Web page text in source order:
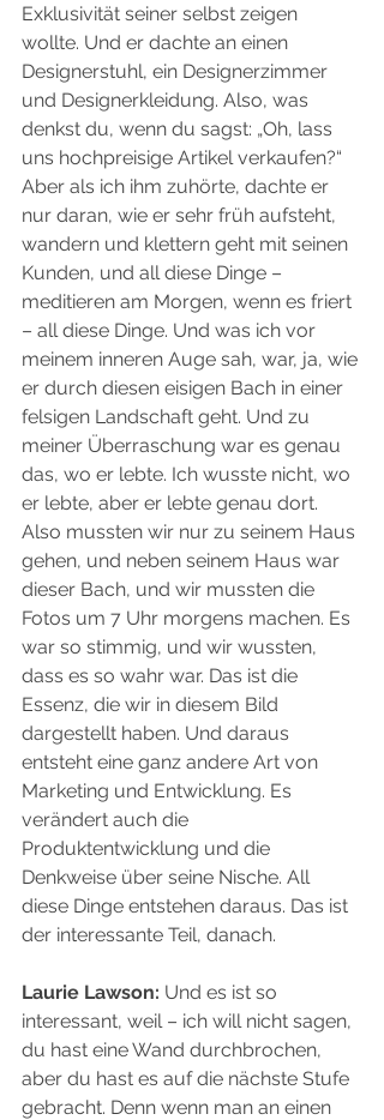
Exklusivität seiner selbst zeigen
wollte. Und er dachte an einen
Designerstuhl, ein Designerzimmer
und Designerkleidung. Also, was
denkst du, wenn du sagst: „Oh, lass
uns hochpreisige Artikel verkaufen?“
Aber als ich ihm zuhörte, dachte er
nur daran, wie er sehr früh aufsteht,
wandern und klettern geht mit seinen
Kunden, und all diese Dinge –
meditieren am Morgen, wenn es friert
– all diese Dinge. Und was ich vor
meinem inneren Auge sah, war, ja, wie
er durch diesen eisigen Bach in einer
felsigen Landschaft geht. Und zu
meiner Überraschung war es genau
das, wo er lebte. Ich wusste nicht, wo
er lebte, aber er lebte genau dort.
Also mussten wir nur zu seinem Haus
gehen, und neben seinem Haus war
dieser Bach, und wir mussten die
Fotos um 7 Uhr morgens machen. Es
war so stimmig, und wir wussten,
dass es so wahr war. Das ist die
Essenz, die wir in diesem Bild
dargestellt haben. Und daraus
entsteht eine ganz andere Art von
Marketing und Entwicklung. Es
verändert auch die
Produktentwicklung und die
Denkweise über seine Nische. All
diese Dinge entstehen daraus. Das ist
der interessante Teil, danach.
Laurie Lawson: Und es ist so
interessant, weil – ich will nicht sagen,
du hast eine Wand durchbrochen,
aber du hast es auf die nächste Stufe
gebracht. Denn wenn man an einen